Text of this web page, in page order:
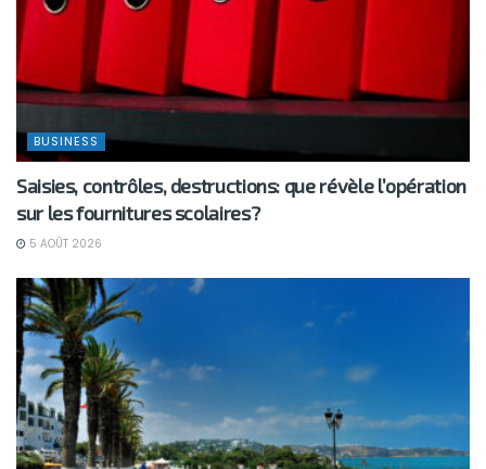
BUSINESS
Saisies, contrôles, destructions: que révèle l’opération
sur les fournitures scolaires?
5 AOÛT 2026